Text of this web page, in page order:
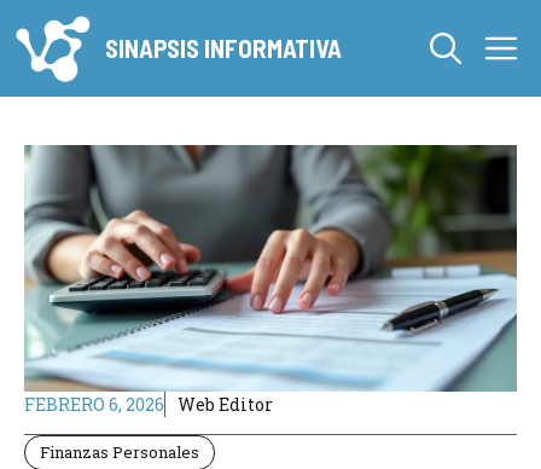
al
contenido
SINAPSIS INFORMATIVA
FEBRERO 6, 2026 Web Editor
Finanzas Personales